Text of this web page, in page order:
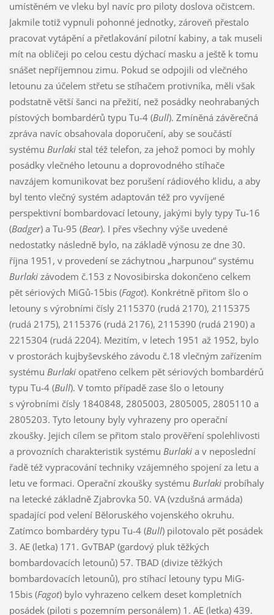
umístěném ve vleku byl navíc pro piloty doslova očistcem.
Jakmile totiž vypnuli pohonné jednotky, zároveň přestalo
pracovat vytápění a přetlakování pilotní kabiny, a tak museli
mít na obličeji po celou cestu dýchací masku a ještě k tomu
snášet nepříjemnou zimu. Pokud se odpojili od vlečného
letounu za účelem střetu se stíhačem protivníka, měli však
podstatně větší šanci na přežití, než posádky neohrabaných
pístových bombardérů typu Tu-4 (Bull). Zmíněná závěrečná
zpráva navíc obsahovala doporučení, aby se součástí
systému Burlaki stal též telefon, za jehož pomoci by mohly
posádky vlečného letounu a doprovodného stíhače
navzájem komunikovat bez porušení rádiového klidu, a aby
byl tento vlečný systém adaptován též pro vyvíjené
perspektivní bombardovací letouny, jakými byly typy Tu-16
(Badger) a Tu-95 (Bear). I přes všechny výše uvedené
nedostatky následně bylo, na základě výnosu ze dne 30.
října 1951, v provedení se záchytnou „harpunou“ systému
Burlakizávodem č.153 z Novosibirska dokončeno celkem
pět sériových MiGů-15bis (Fagot). Konkrétně přitom šlo o
letouny s výrobními čísly 2115370 (rudá 2170), 2115375
(rudá 2175), 2115376 (rudá 2176), 2115390 (rudá 2190) a
2215304 (rudá 2204). Mezitím, v letech 1951 až 1952, bylo
v prostorách kujbyševského závodu č.18 vlečným zařízením
systému Burlakiopatřeno celkem pět sériových bombardérů
typu Tu-4 (Bull). V tomto případě zase šlo o letouny
s výrobními čísly 1840848, 2805003, 2805005, 2805110 a
2805203. Tyto letouny byly vyhrazeny pro operační
zkoušky. Jejich cílem se přitom stalo prověření spolehlivosti
a provozních charakteristik systému Burlakia v neposlední
řadě též vypracování techniky vzájemného spojení za letu a
letu ve formaci. Operační zkoušky systému Burlakiprobíhaly
na letecké základně Zjabrovka 50. VA (vzdušná armáda)
spadající pod velení Běloruského vojenského okruhu.
Zatímco bombardéry typu Tu-4 (Bull) pilotovalo pět posádek
3. AE (letka) 171. GvTBAP (gardový pluk těžkých
bombardovacích letounů) 57. TBAD (divize těžkých
bombardovacích letounů), pro stíhací letouny typu MiG-
15bis (Fagot) bylo vyhrazeno celkem deset kompletních
posádek (piloti s pozemním personálem) 1. AE (letka) 439.